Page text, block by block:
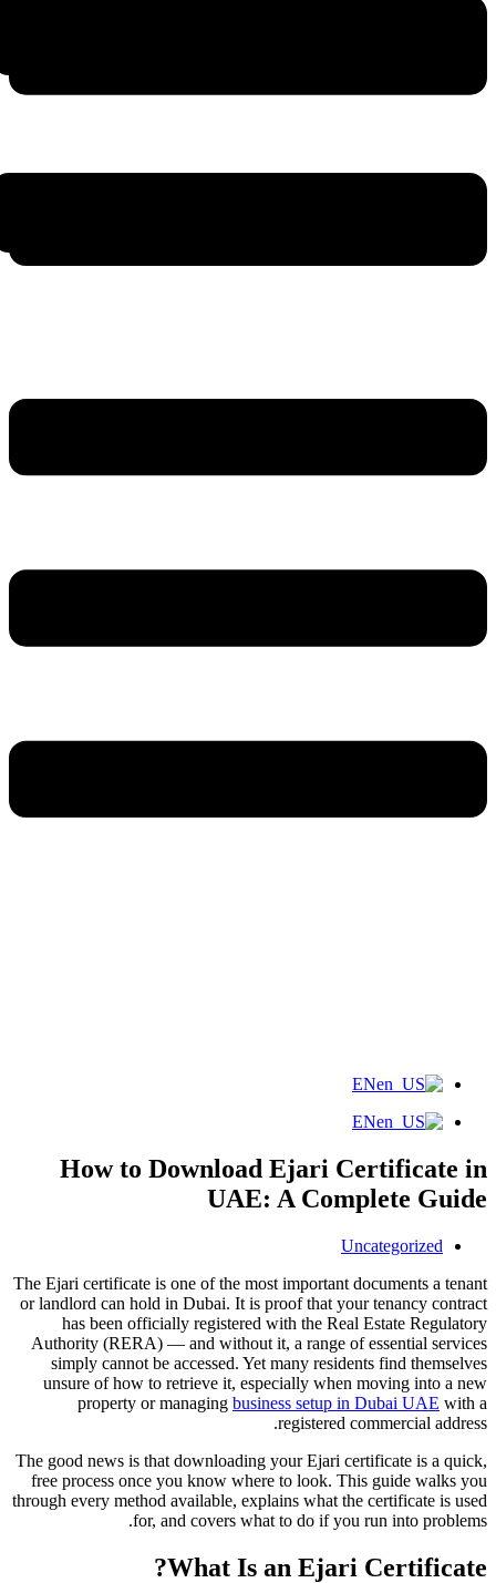
EN
EN
How to Download Ejari Certificate in
UAE: A Complete Guide
Uncategorized
The Ejari certificate is one of the most important documents a tenant
or landlord can hold in Dubai. It is proof that your tenancy contract
has been officially registered with the Real Estate Regulatory
Authority (RERA) — and without it, a range of essential services
simply cannot be accessed. Yet many residents find themselves
unsure of how to retrieve it, especially when moving into a new
property or managing business setup in Dubai UAE with a
registered commercial address.
The good news is that downloading your Ejari certificate is a quick,
free process once you know where to look. This guide walks you
through every method available, explains what the certificate is used
for, and covers what to do if you run into problems.
What Is an Ejari Certificate?